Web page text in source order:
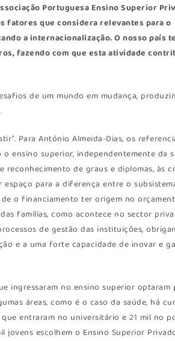
Portuguesa Ensino Superior
fatores que considera relevantes para o
a internacionalização. O nosso país
fazendo com que esta atividade
de um mundo em mudança,
Para António Almeida-Dias, os
ensino superior, independentemente da
de graus e diplomas, às
para a diferença entre o
o financiamento ter origem no
famílias, como acontece no sector
de gestão das instituições,
e a uma forte capacidade de inovar e
ingressaram no ensino superior optaram
áreas, como é o caso da saúde, há
entraram no universitário e 21 mil no
jovens escolhem o Ensino Superior